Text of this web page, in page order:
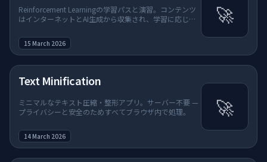
Reinforcement Learningの学習パスと演習。コンテンツ
はインターネットとAI生成から収集され、学習に応じて
15 March 2026
🚀
Text Minification
ミニマルなテキスト圧縮・整形アプリ。サーバー不要 —
プライバシーと安全のためすべてブラウザ内で処理。
14 March 2026
🚀